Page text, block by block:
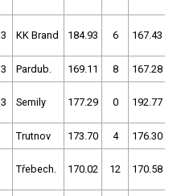
3 KK Brand 184.93 6 167.43
3 Pardub. 169.11 8 167.28
3 Semily 177.29 0 192.77
Trutnov 173.70 4 176.30
Třebech. 170.02 12 170.58